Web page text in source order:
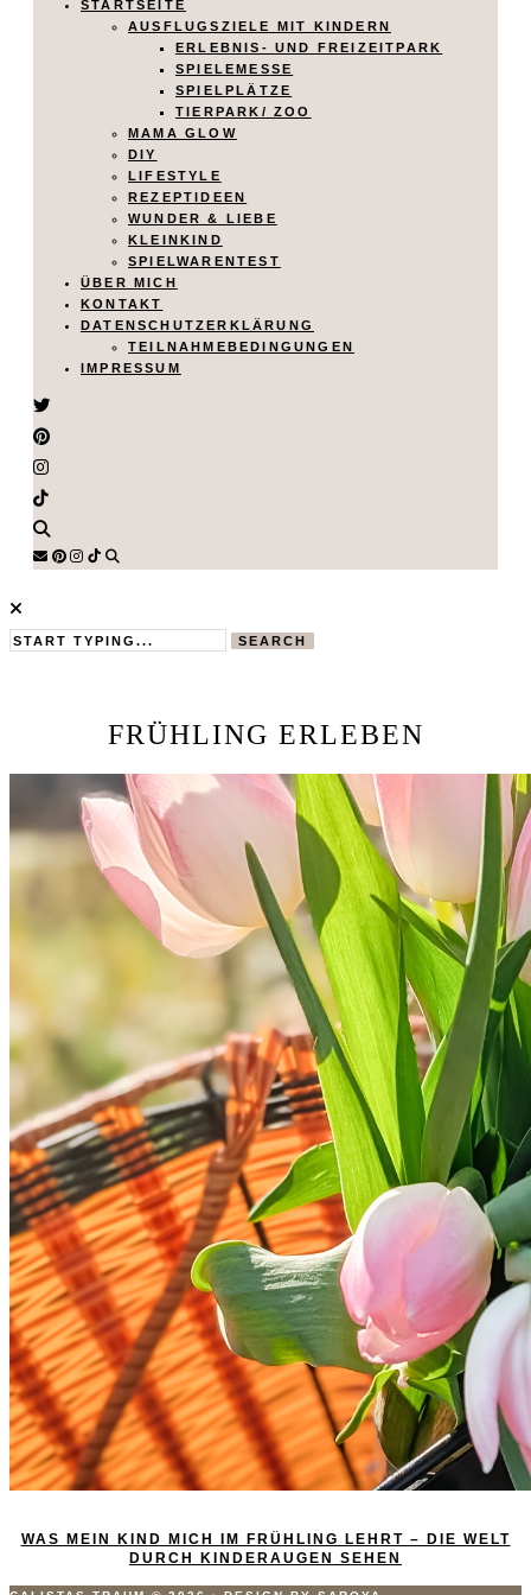
STARTSEITE
AUSFLUGSZIELE MIT KINDERN
ERLEBNIS- UND FREIZEITPARK
SPIELEMESSE
SPIELPLÄTZE
TIERPARK/ ZOO
MAMA GLOW
DIY
LIFESTYLE
REZEPTIDEEN
WUNDER & LIEBE
KLEINKIND
SPIELWARENTEST
ÜBER MICH
KONTAKT
DATENSCHUTZERKLÄRUNG
TEILNAHMEBEDINGUNGEN
IMPRESSUM
SEARCH
FRÜHLING ERLEBEN
WAS MEIN KIND MICH IM FRÜHLING LEHRT – DIE WELT
DURCH KINDERAUGEN SEHEN